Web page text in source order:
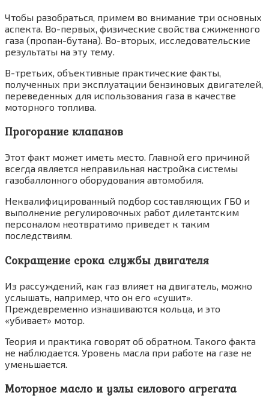
Чтобы разобраться, примем во внимание три основных
аспекта. Во-первых, физические свойства сжиженного
газа (пропан-бутана). Во-вторых, исследовательские
результаты на эту тему.
В-третьих, объективные практические факты,
полученных при эксплуатации бензиновых двигателей,
переведенных для использования газа в качестве
моторного топлива.
Прогорание клапанов
Этот факт может иметь место. Главной его причиной
всегда является неправильная настройка системы
газобаллонного оборудования автомобиля.
Неквалифицированный подбор составляющих ГБО и
выполнение регулировочных работ дилетантским
персоналом неотвратимо приведет к таким
последствиям.
Сокращение срока службы двигателя
Из рассуждений, как газ влияет на двигатель, можно
услышать, например, что он его «сушит».
Преждевременно изнашиваются кольца, и это
«убивает» мотор.
Теория и практика говорят об обратном. Такого факта
не наблюдается. Уровень масла при работе на газе не
уменьшается.
Моторное масло и узлы силового агрегата